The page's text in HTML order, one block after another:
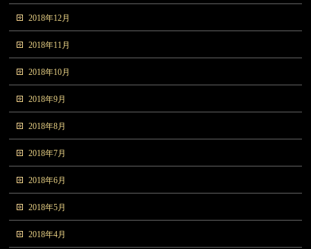
2018年12月
2018年11月
2018年10月
2018年9月
2018年8月
2018年7月
2018年6月
2018年5月
2018年4月